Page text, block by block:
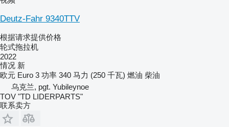
Deutz-Fahr 9340TTV
根据请求提供价格
轮式拖拉机
2022
情况 新
欧元 Euro 3 功率 340 马力 (250 千瓦) 燃油 柴油
乌克兰, pgt. Yubileynoe
TOV "TD LIDERPARTS"
联系卖方